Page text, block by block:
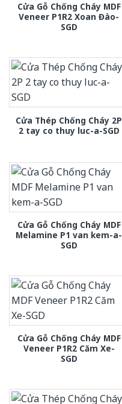
Cửa Gỗ Chống Cháy MDF
Veneer P1R2 Xoan Đào-
SGD
Cửa Thép Chống Cháy 2P
2 tay co thuy luc-a-SGD
Cửa Gỗ Chống Cháy MDF
Melamine P1 van kem-a-
SGD
Cửa Gỗ Chống Cháy MDF
Veneer P1R2 Căm Xe-
SGD